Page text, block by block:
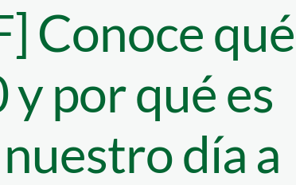
Conoce qué
por qué es
día a